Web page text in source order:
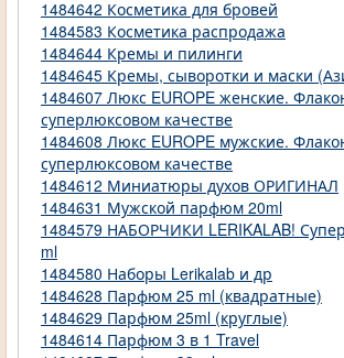
1484642 Косметика для бровей
1484583 Косметика распродажа
1484644 Кремы и пилинги
1484645 Кремы, сыворотки и маски
1484607 Люкс EUROPE женские.
суперлюксовом качестве
1484608 Люкс EUROPE мужские.
суперлюксовом качестве
1484612 Миниатюры духов ОРИГИНАЛ
1484631 Мужской парфюм 20ml
1484579 НАБОРЧИКИ LERIKALAB!
ml
1484580 Наборы Lerikalab и др
1484628 Парфюм 25 ml (квадратные)
1484629 Парфюм 25ml (круглые)
1484614 Парфюм 3 в 1 Travel